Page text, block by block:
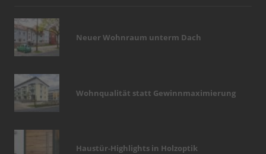
Neuer Wohnraum unterm Dach
Wohnqualität statt Gewinnmaximierung
Haustür-Highlights in Holzoptik